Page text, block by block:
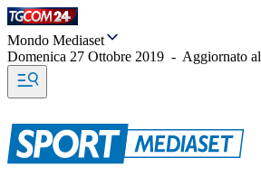
Mondo Mediaset
Domenica 27 Ottobre 2019 - Aggiornato